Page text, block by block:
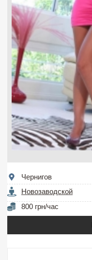
Чернигов
Новозаводской
800 грн/час